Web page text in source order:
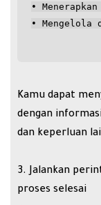
•
• Mengelola
Kamu dapat
dengan
dan keperluan
Jalankan
proses selesai